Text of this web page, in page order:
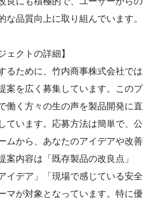
な品質向上に取り組んでいます。
ェクトの詳細】
るために、竹内商事株式会社では
案を広く募集しています。このプ
働く方々の生の声を製品開発に直
ています。応募方法は簡単で、公
ムから、あなたのアイデアや改善
内容は「既存製品の改良点」
イデア」「現場で感じている安全
マが対象となっています。特に優